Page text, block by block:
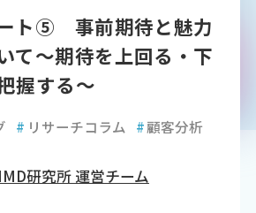
ト⑤ 事前期待と魅力
て～期待を上回る・下
握する～
# リサーチコラム #顧客分析
研究所 運営チーム